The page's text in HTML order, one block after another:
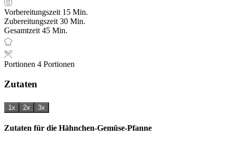
Vorbereitungszeit 15Minuten
Min.
Zubereitungszeit30Minuten
Min.
Gesamtzeit45Minuten
Min.
Portionen 4 Portionen
Zutaten
1x 2x 3x
Zutaten für die Hähnchen-Gemüse-Pfanne